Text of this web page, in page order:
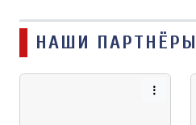
НАШИ ПАРТНЁРЫ